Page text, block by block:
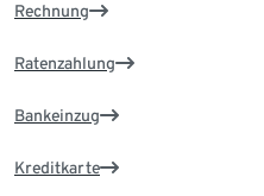
Rechnung
Ratenzahlung
Bankeinzug
Kreditkarte